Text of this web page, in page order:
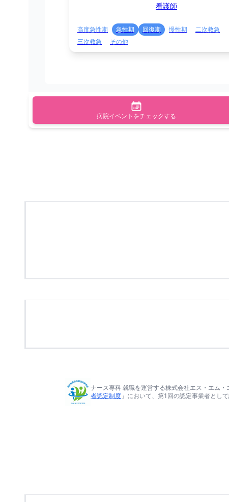
看護師
高度急性期 急性期 回復期 慢性期
二次救急
三次救急
その他
病院イベントをチェックする
ナース専科 就職を運営する株式会社エス・エム
者認定制度 」において、第1回の認定事業者とし